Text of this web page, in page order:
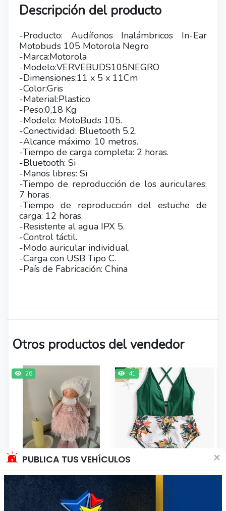
PUBLICA TUS VEHÍCULOS ×
Descripción del producto
-Producto: Audífonos Inalámbricos In-Ear
Motobuds 105 Motorola Negro
-Marca:Motorola
-Modelo:VERVEBUDS105NEGRO
-Dimensiones:11 x 5 x 11Cm
-Color:Gris
-Material:Plastico
-Peso:0,18 Kg
-Modelo: MotoBuds 105.
-Conectividad: Bluetooth 5.2.
-Alcance máximo: 10 metros.
-Tiempo de carga completa: 2 horas.
-Bluetooth: Si
-Manos libres: Si
-Tiempo de reproducción de los auriculares:
7 horas.
-Tiempo de reproducción del estuche de
carga: 12 horas.
-Resistente al agua IPX 5.
-Control táctil.
-Modo auricular individual.
-Carga con USB Tipo C.
-País de Fabricación: China
Otros productos del vendedor
26
Hermoso Ángelito
$15.000
41
Traje de baño 1 pieza
$12.000